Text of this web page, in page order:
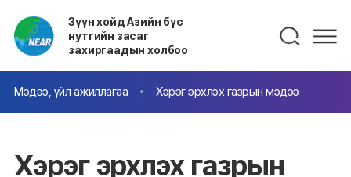
Зүүн хойд Азийн бүс
нутгийн засаг
захиргаадын холбоо
Мэдээ, үйл ажиллагаа Хэрэг эрхлэх газрын мэдээ
Хэрэг эрхлэх газрын